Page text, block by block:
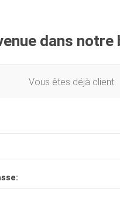
dans notre
Vous êtes déjà client